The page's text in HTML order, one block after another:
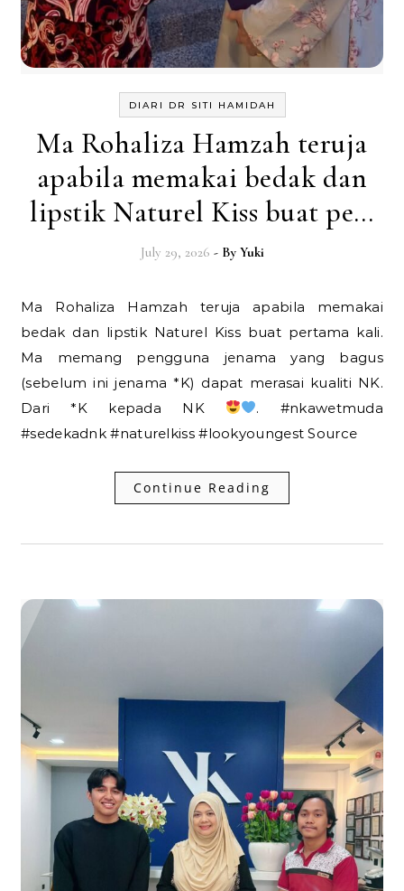
DIARI DR SITI HAMIDAH
Ma Rohaliza Hamzah teruja
apabila memakai bedak dan
lipstik Naturel Kiss buat pe…
July 29, 2026 - By Yuki
Ma Rohaliza Hamzah teruja apabila memakai
bedak dan lipstik Naturel Kiss buat pertama kali.
Ma memang pengguna jenama yang bagus
(sebelum ini jenama *K) dapat merasai kualiti NK.
Dari *K kepada NK
. #nkawetmuda
#sedekadnk #naturelkiss #lookyoungest Source
Continue Reading